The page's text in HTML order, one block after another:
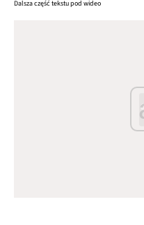
Dalsza część tekstu pod wideo